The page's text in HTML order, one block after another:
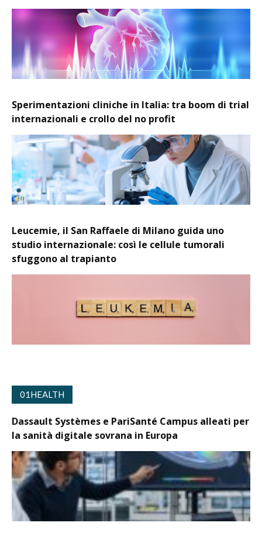
Sperimentazioni cliniche in Italia: tra boom di trial
internazionali e crollo del no profit
Leucemie, il San Raffaele di Milano guida uno
studio internazionale: così le cellule tumorali
sfuggono al trapianto
01HEALTH
Dassault Systèmes e PariSanté Campus alleati per
la sanità digitale sovrana in Europa